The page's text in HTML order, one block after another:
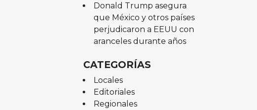
Donald Trump asegura
que México y otros países
perjudicaron a EEUU con
aranceles durante años
CATEGORÍAS
Locales
Editoriales
Regionales